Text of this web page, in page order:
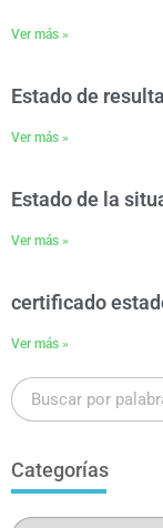
Ver más »
Estado de
Ver más »
Estado de la
Ver más »
certificado
Ver más »
Categorías